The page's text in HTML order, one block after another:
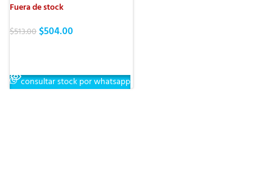
Fuera de stock
$513.00$504.00
consultar stock por whatsapp